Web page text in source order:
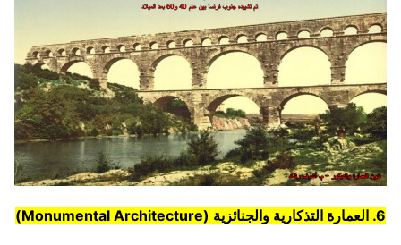
6. العمارة التذكارية والجنائزية (Monumental Architecture)